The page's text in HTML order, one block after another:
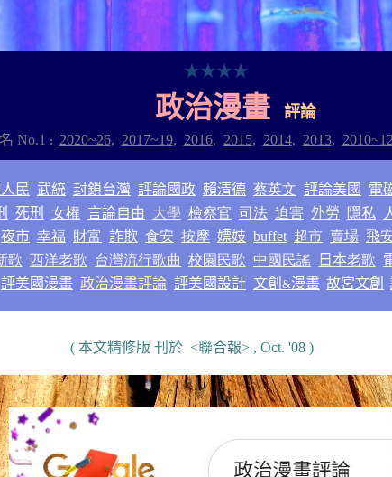
★★★★
政治漫畫
評論
No.1 : 2020~26, 2017~19, 2016, 2015, 2014, 2013, 2010~12
民 武統 封鎖台灣 評論國政 賴清德 蔡英文 評論美國 電
死刑 女權 言論自由 大學 檢察官 司法 迫害 外勞 隱私
夜市 幸福 財富 詐欺 食安 按摩 嫖妓 buffet 超市 賣場 飛
歌 西洋老歌 台灣流行歌曲 校園民歌 中國民謠 日本老歌
評美國漫畫 政治漫畫評論 評美國設計 文創 &漫畫 故宮文創
首 ( 本文精修版 刊於 <聯合報> , Oct. '08 )